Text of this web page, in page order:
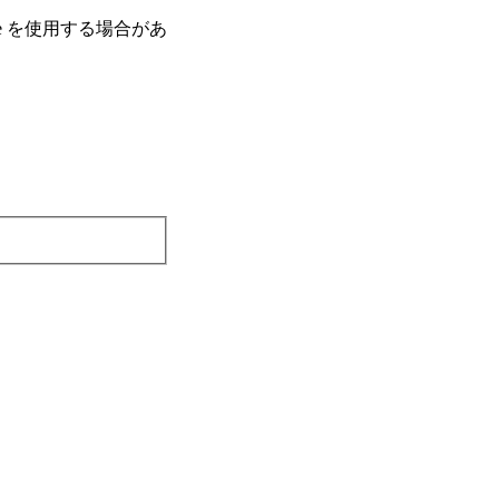
使⽤する場合があ